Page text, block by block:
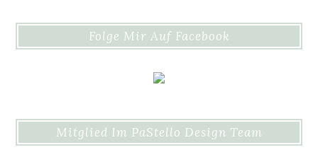
Folge Mir Auf Facebook
Mitglied Im PaStello Design Team